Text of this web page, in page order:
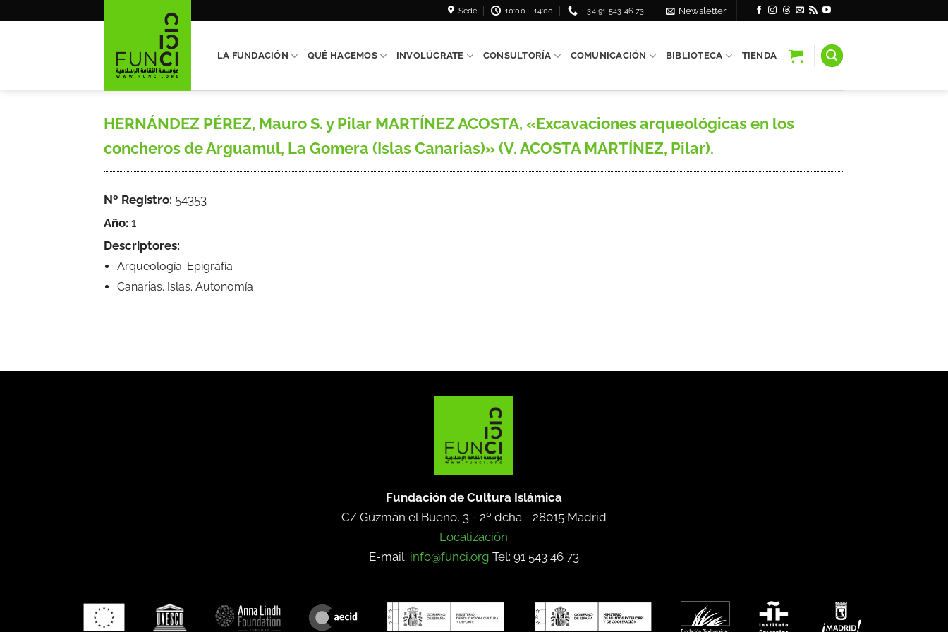
Sede 10:00 - 14:00 + 34 91 543 46 73 Newsletter
LA FUNDACIÓN QUÉ HACEMOS INVOLÚCRATE CONSULTORÍA COMUNICACIÓN BIBLIOTECA TIENDA
HERNÁNDEZ PÉREZ, Mauro S. y Pilar MARTÍNEZ ACOSTA, «Excavaciones arqueológicas en los
concheros de Arguamul, La Gomera (Islas Canarias)» (V. ACOSTA MARTÍNEZ, Pilar).
Nº Registro: 54353
Año: 1
Descriptores:
Arqueología. Epigrafía
Canarias. Islas. Autonomía
Fundación de Cultura Islámica
C/ Guzmán el Bueno, 3 - 2º dcha - 28015 Madrid
Localización
E-mail: info@funci.org Tel: 91 543 46 73